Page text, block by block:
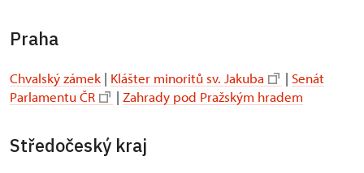
Praha
Chvalský zámek | Klášter minoritů sv. Jakuba | Senát
Parlamentu ČR
| Zahrady pod Pražským hradem
Středočeský kraj